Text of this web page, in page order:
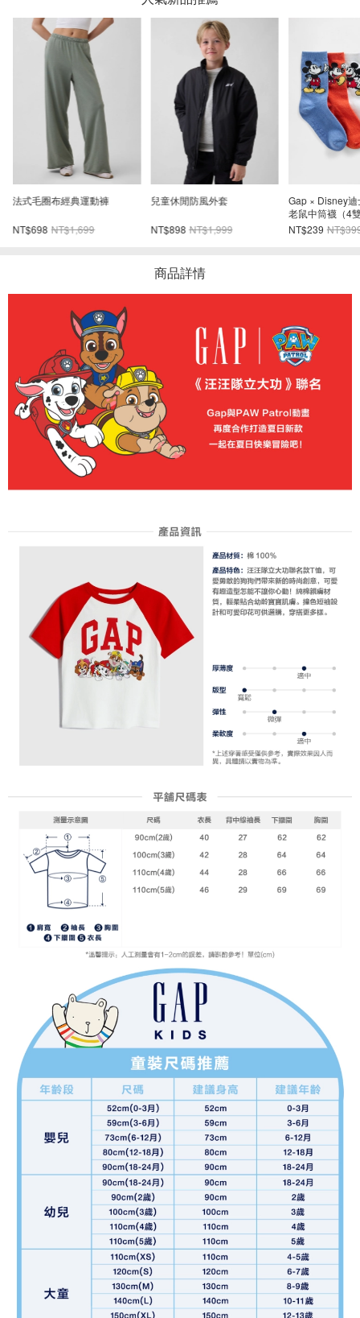
法式毛圈布經典運動褲
NT$698 NT$1,699
兒童休閒防風外套
NT$898 NT$1,999
Gap × Disney
老鼠中筒襪（4
NT$239
商品詳情